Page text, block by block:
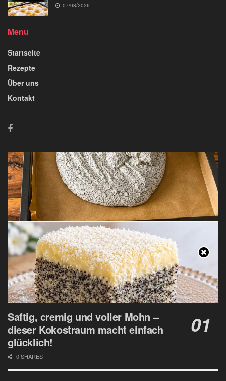
07/08/2026
Menu
Startseite
Rezepte
Über uns
Kontakt
Saftig, cremig und voller Mohn –
dieser Kokostraum macht einfach
glücklich!
0 SHARES